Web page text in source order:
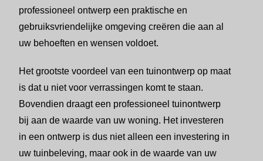
professioneel ontwerp een praktische en
gebruiksvriendelijke omgeving creëren die aan al
uw behoeften en wensen voldoet.
Het grootste voordeel van een tuinontwerp op maat
is dat u niet voor verrassingen komt te staan.
Bovendien draagt een professioneel tuinontwerp
bij aan de waarde van uw woning. Het investeren
in een ontwerp is dus niet alleen een investering in
uw tuinbeleving, maar ook in de waarde van uw